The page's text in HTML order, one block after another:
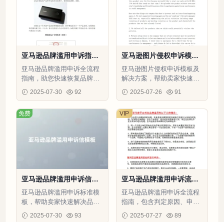
亚马逊品牌滥用申诉指南-
2页
亚马逊品牌滥用申诉全流程
指南，助您快速恢复品牌权
益避免销售损失。
2025-07-30 92
亚马逊图片侵权申诉模板
及解决方案-3页
亚马逊图片侵权申诉模板及
解决方案，帮助卖家快速恢
复账号并避免未来违规。
2025-07-26 91
亚马逊品牌滥用申诉信模
板-1页
亚马逊品牌滥用申诉标准模
板，帮助卖家快速解决品牌
注册被拒问题
2025-07-30 93
免费
亚马逊品牌滥用申诉流程
指南-7页
亚马逊品牌滥用申诉全流程
指南，包含判定原因、申诉
材料清单和成功案例，助你
2025-07-27 89
VIP